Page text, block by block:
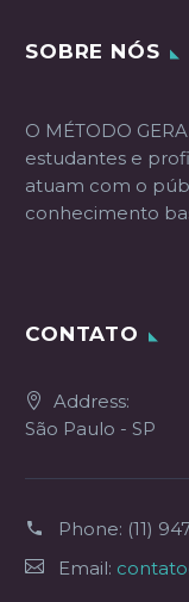
SOBRE NÓS
O MÉTODO
estudantes e
atuam com o
conhecimento
CONTATO
Address:
São Paulo - SP
Phone: (11)
Email: